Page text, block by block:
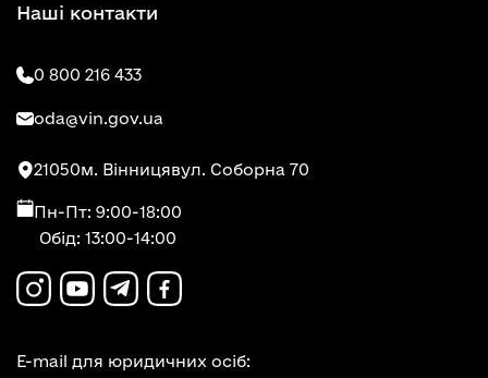
Наші контакти
0 800 216 433
oda@vin.gov.ua
21050м. Вінницявул. Соборна 70
Пн-Пт: 9:00-18:00
Обід: 13:00-14:00
E-mail для юридичних осіб: